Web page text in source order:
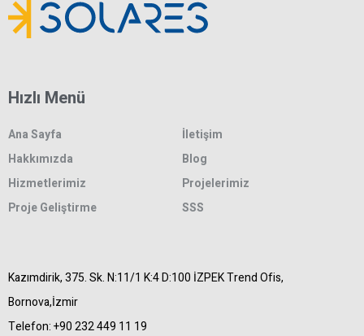
Hızlı Menü
Ana Sayfa
İletişim
Hakkımızda
Blog
Hizmetlerimiz
Projelerimiz
Proje Geliştirme
SSS
Kazımdirik, 375. Sk. N:11/1 K:4 D:100 İZPEK Trend Ofis,
Bornova,İzmir
Telefon:+90 232 449 11 19